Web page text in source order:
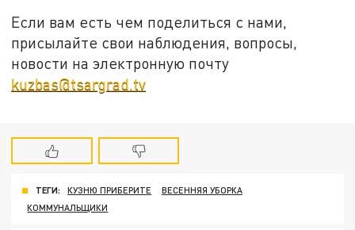
Если вам есть чем поделиться с нами,
присылайте свои наблюдения, вопросы,
новости на электронную почту
kuzbas@tsargrad.tv
ТЕГИ: КУЗНЮ ПРИБЕРИТЕ
ВЕСЕННЯЯ УБОРКА
КОММУНАЛЬЩИКИ